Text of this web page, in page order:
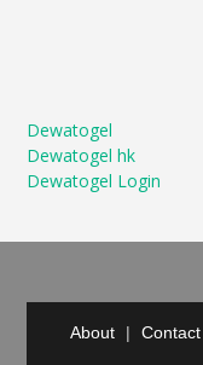
Dewatogel
Dewatogel hk
Dewatogel Login
About | Contact